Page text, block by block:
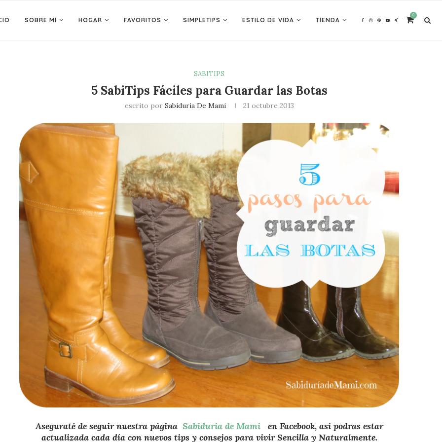
SOBRE MI HOGAR FAVORITOS SIMPLETIPS ESTILO DE VIDA TIENDA
0
SABITIPS
5 SabiTips Fáciles para Guardar las Botas
escrito por Sabiduria De Mami 21 octubre 2013
Aseguraté de seguir nuestra página Sabiduria de Mami
en Facebook, así podras estar
actualizada cada día con nuevos tips y consejos para vivir Sencilla y Naturalmente.